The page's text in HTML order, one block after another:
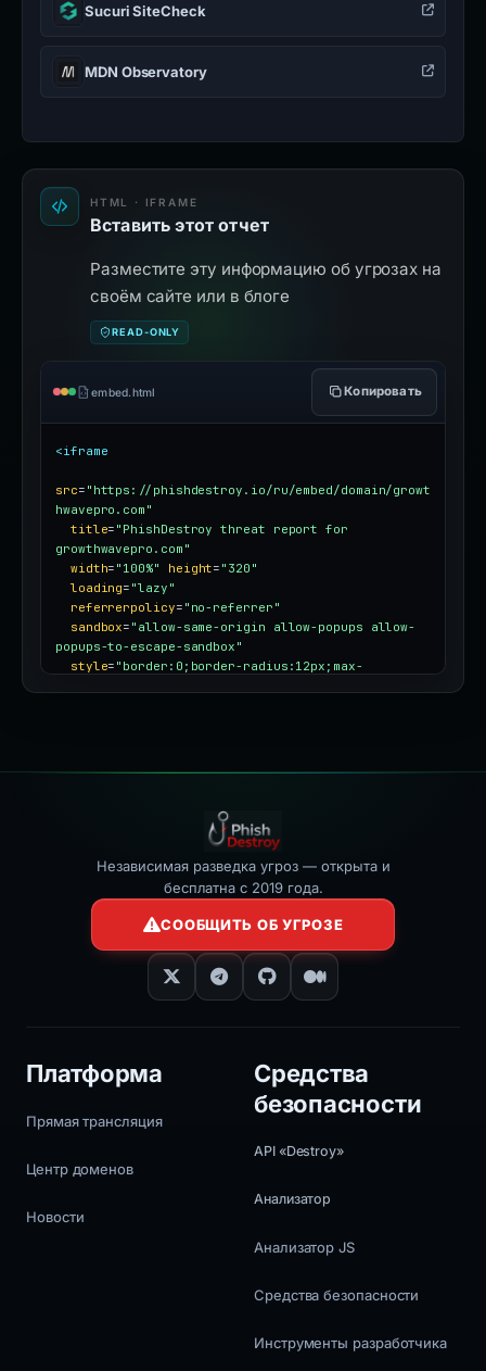
Sucuri SiteCheck
MDN Observatory
HTML · IFRAME
Вставить этот отчет
Разместите эту информацию об угрозах на
своём сайте или в блоге
READ-ONLY
embed.html Копировать
<iframe
src= "https://phishdestroy.io/ru/embed/domain/growt
hwavepro.com"
title= "PhishDestroy threat report for
growthwavepro.com"
width= "100%" height= "320"
loading= "lazy"
referrerpolicy= "no-referrer"
sandbox= "allow-same-origin allow-popups allow-
popups-to-escape-sandbox"
style= "border:0;border-radius:12px;max-
Независимая разведка угроз — открыта и
бесплатна с 2019 года.
СООБЩИТЬ ОБ УГРОЗЕ
Платформа
Прямая трансляция
Центр доменов
Новости
Средства
безопасности
API «Destroy»
Анализатор
Анализатор JS
Средства безопасности
Инструменты разработчика